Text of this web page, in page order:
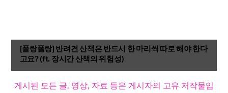
[폴랑폴랑] 반려견 산책은 반드시 한 마리씩 따로 해야 한다
고요? (ft. 장시간 산책의 위험성)
게시된 모든 글, 영상, 자료 등은 게시자의 고유 저작물입